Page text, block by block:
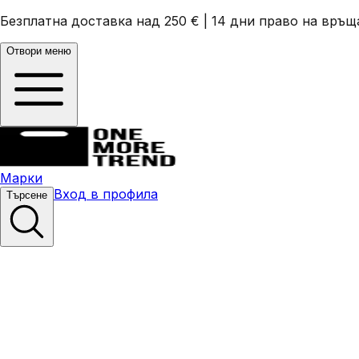
Безплатна доставка над 250 € 14 дни право на
Отвори меню
Марки
Търсене Вход в профила